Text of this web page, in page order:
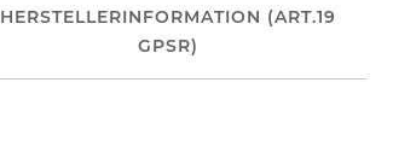
HERSTELLERINFORMATION (ART.19
GPSR)